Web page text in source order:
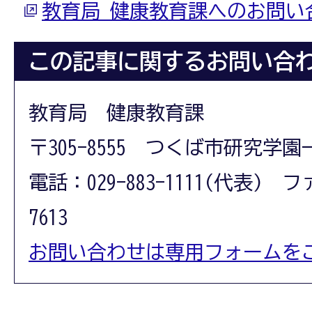
教育局 健康教育課へのお問い
この記事に関するお問い合
教育局 健康教育課
〒305-8555 つくば市研究学園
電話：029-883-1111(代表) フ
7613
お問い合わせは専用フォームを